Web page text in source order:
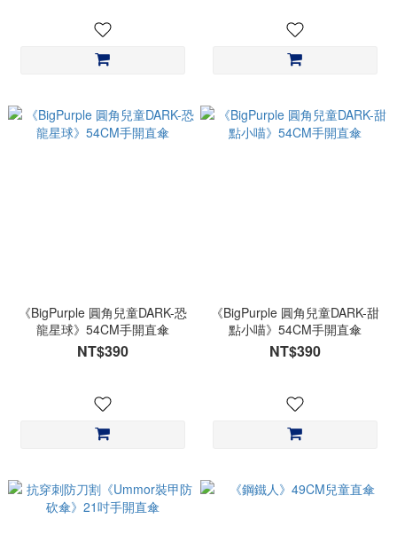
《BigPurple 圓角兒童DARK-恐
龍星球》54CM手開直傘
NT$390
《BigPurple 圓角兒童DARK-甜
點小喵》54CM手開直傘
NT$390